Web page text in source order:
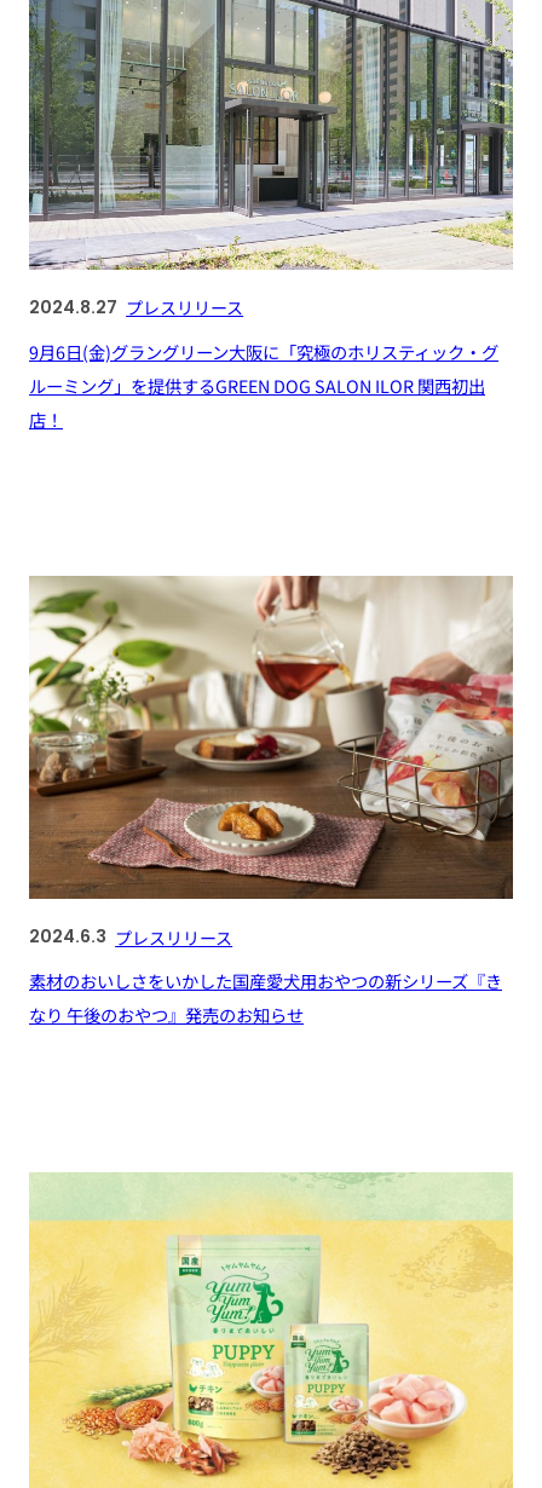
2024.8.27 プレスリリース
9月6日(金)グラングリーン大阪に「究極のホリスティック・グ
ルーミング」を提供するGREEN DOG SALON ILOR 関西初出
店！
2024.6.3 プレスリリース
素材のおいしさをいかした国産愛犬用おやつの新シリーズ『き
なり 午後のおやつ』発売のお知らせ